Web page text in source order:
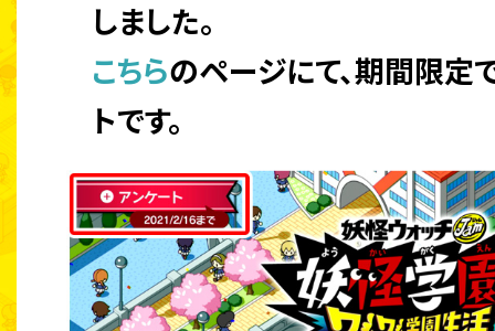
しました。
こちらのページにて、期間限定
トです。